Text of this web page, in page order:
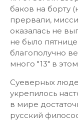
баков на борту
прервали,
оказалась не
не было
благополучно
много "13" в
Суеверных
укрепилось
в мире
русский